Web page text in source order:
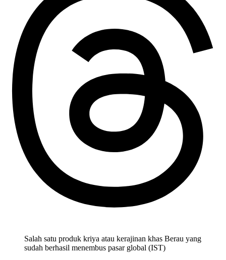
Salah satu produk kriya atau kerajinan khas Berau yang
sudah berhasil menembus pasar global (IST)